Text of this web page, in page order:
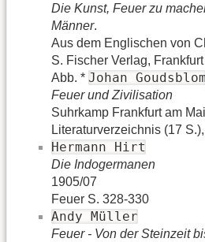
Die Kunst, Feuer zu
Männer.
Aus dem Englischen von
S. Fischer Verlag,
Abb. * Johan Goudsblom
Feuer und Zivilisation
Suhrkamp Frankfurt am
Literaturverzeichnis (17
Hermann Hirt
Die Indogermanen
1905/07
Feuer S. 328-330
Andy Müller
Feuer - Von der Steinzeit